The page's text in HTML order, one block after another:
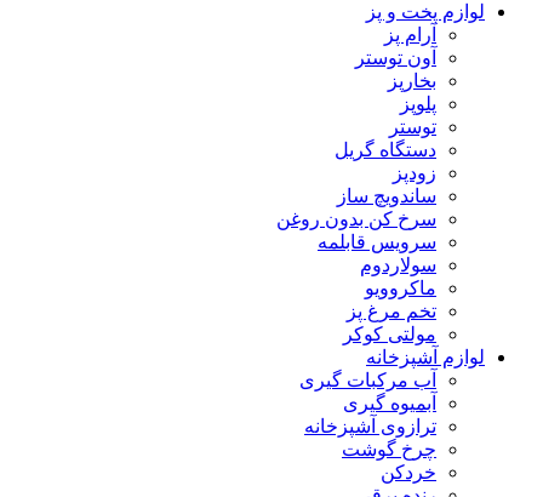
لوازم پخت و پز
آرام پز
آون توستر
بخارپز
پلوپز
توستر
دستگاه گریل
زودپز
ساندویچ ساز
سرخ کن بدون روغن
سرویس قابلمه
سولاردوم
ماکروویو
تخم مرغ پز
مولتی کوکر
لوازم آشپزخانه
آب مرکبات گیری
آبمیوه گیری
ترازوی آشپزخانه
چرخ گوشت
خردکن